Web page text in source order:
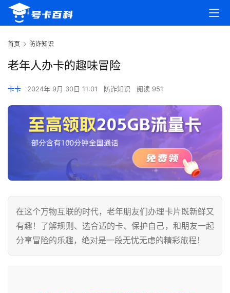
首页 防诈知识
老年人办卡的趣味冒险
卡卡 2024年 9月 30日 11:01 防诈知识 阅读 951
在这个万物互联的时代，老年朋友们办理卡片既新鲜又
有趣！了解规则、选合适的卡、保护自己，和朋友一起
分享冒险的乐趣，绝对是一段无忧无虑的精彩旅程！